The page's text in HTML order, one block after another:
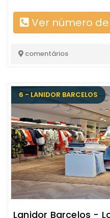
Ver número
comentários
6 - LANIDOR BARCELOS
Lanidor Barcelos -